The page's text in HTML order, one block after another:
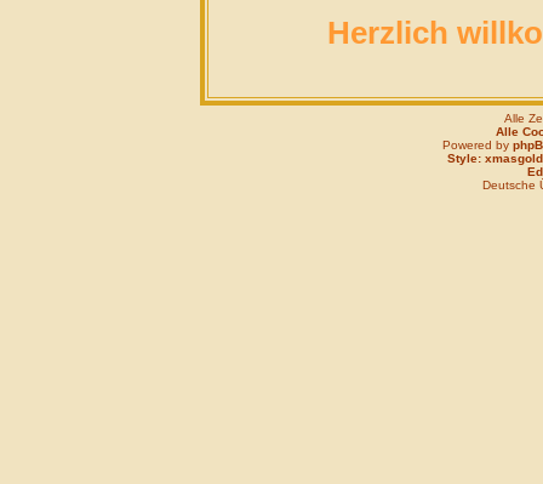
Herzlich
Alle
Alle
Powered by
Style: xmasgold
Deutsche